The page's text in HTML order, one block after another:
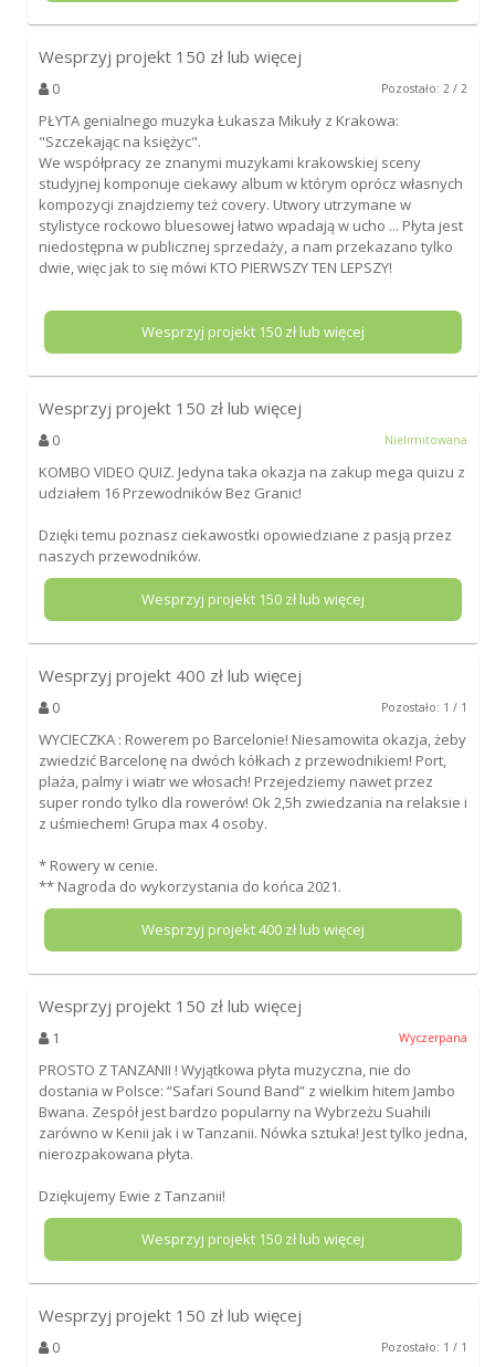
Wesprzyj projekt 150 zł lub więcej
0 Pozostało: 2 / 2
PŁYTA genialnego muzyka Łukasza Mikuły z Krakowa:
"Szczekając na księżyc".
We współpracy ze znanymi muzykami krakowskiej sceny
studyjnej komponuje ciekawy album w którym oprócz własnych
kompozycji znajdziemy też covery. Utwory utrzymane w
stylistyce rockowo bluesowej łatwo wpadają w ucho ... Płyta jest
niedostępna w publicznej sprzedaży, a nam przekazano tylko
dwie, więc jak to się mówi KTO PIERWSZY TEN LEPSZY!
Wesprzyj projekt 150zł lub więcej
Wesprzyj projekt 150 zł lub więcej
0 Nielimitowana
KOMBO VIDEO QUIZ. Jedyna taka okazja na zakup mega quizu z
udziałem 16 Przewodników Bez Granic!
Dzięki temu poznasz ciekawostki opowiedziane z pasją przez
naszych przewodników.
Wesprzyj projekt 150zł lub więcej
Wesprzyj projekt 400 zł lub więcej
0 Pozostało: 1 / 1
WYCIECZKA : Rowerem po Barcelonie! Niesamowita okazja, żeby
zwiedzić Barcelonę na dwóch kółkach z przewodnikiem! Port,
plaża, palmy i wiatr we włosach! Przejedziemy nawet przez
super rondo tylko dla rowerów! Ok 2,5h zwiedzania na relaksie i
z uśmiechem! Grupa max 4 osoby.
* Rowery w cenie.
** Nagroda do wykorzystania do końca 2021.
Wesprzyj projekt400zł lub więcej
Wesprzyj projekt 150 zł lub więcej
1 Wyczerpana
PROSTO Z TANZANII ! Wyjątkowa płyta muzyczna, nie do
dostania w Polsce: “Safari Sound Band” z wielkim hitem Jambo
Bwana. Zespół jest bardzo popularny na Wybrzeżu Suahili
zarówno w Kenii jak i w Tanzanii. Nówka sztuka! Jest tylko jedna,
nierozpakowana płyta.
Dziękujemy Ewie z Tanzanii!
Wesprzyj projekt 150zł lub więcej
Wesprzyj projekt 150 zł lub więcej
0 Pozostało: 1 / 1